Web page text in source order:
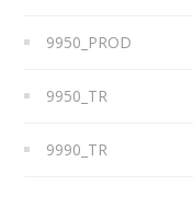
9950_PROD
9950_TR
9990_TR